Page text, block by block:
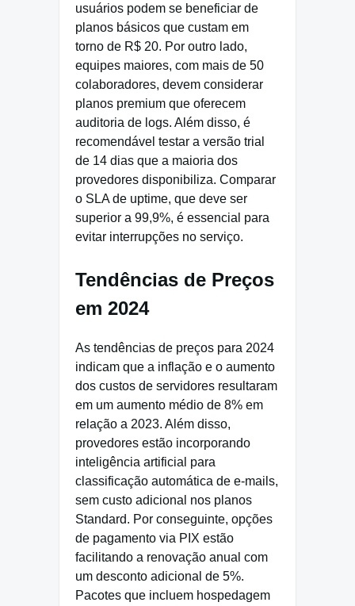
usuários podem se beneficiar de
planos básicos que custam em
torno de R$ 20. Por outro lado,
equipes maiores, com mais de 50
colaboradores, devem considerar
planos premium que oferecem
auditoria de logs. Além disso, é
recomendável testar a versão trial
de 14 dias que a maioria dos
provedores disponibiliza. Comparar
o SLA de uptime, que deve ser
superior a 99,9%, é essencial para
evitar interrupções no serviço.
Tendências de Preços
em 2024
As tendências de preços para 2024
indicam que a inflação e o aumento
dos custos de servidores resultaram
em um aumento médio de 8% em
relação a 2023. Além disso,
provedores estão incorporando
inteligência artificial para
classificação automática de e-mails,
sem custo adicional nos planos
Standard. Por conseguinte, opções
de pagamento via PIX estão
facilitando a renovação anual com
um desconto adicional de 5%.
Pacotes que incluem hospedagem